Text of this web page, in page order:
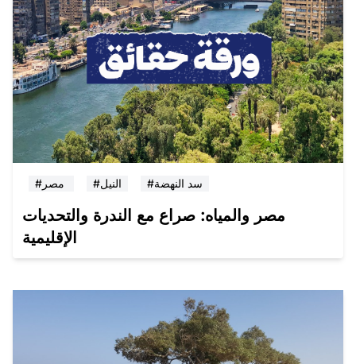
#النيل #سد النهضة
مصر والمياه: صراع مع الندرة والتحديات
الإقليمية